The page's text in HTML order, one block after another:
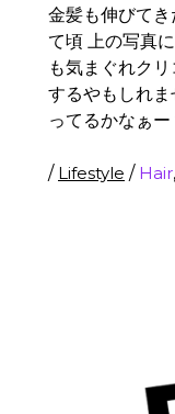
金髪も伸びて
て頃 上の写真
も気まぐれク
するやもしれ
ってるかなぁー
/ Lifestyle / Hair,